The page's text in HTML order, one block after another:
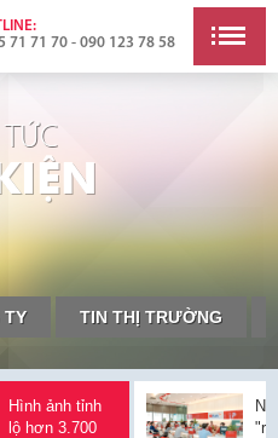
71 71 70 - 090 123 78 58
KI Ệ N
TY TIN THỊ TRƯỜNG
Hình ảnh tỉnh
lộ hơn 3.700